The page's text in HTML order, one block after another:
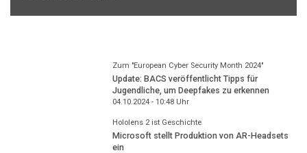
Zum "European Cyber Security Month 2024"
Update: BACS veröffentlicht Tipps für
Jugendliche, um Deepfakes zu erkennen
04.10.2024 - 10:48Uhr
Hololens 2 ist Geschichte
Microsoft stellt Produktion von AR-Headsets
ein